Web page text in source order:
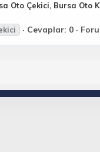
Oto Çekici, Bursa Oto
Cevaplar: 0